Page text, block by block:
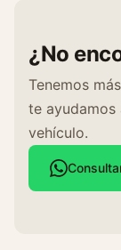
¿No
Tenemos
te ayudamos
vehículo.